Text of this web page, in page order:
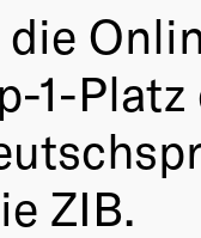
1-Platz
ZIB.